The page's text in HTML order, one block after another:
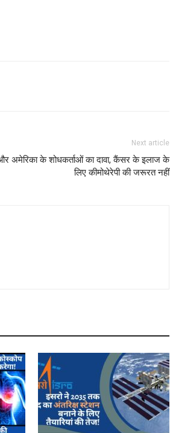
Next article
अमेरिका के शोधकर्ताओं का दावा, कैंसर के इलाज के
लिए कीमोथेरेपी की जरूरत नहीं